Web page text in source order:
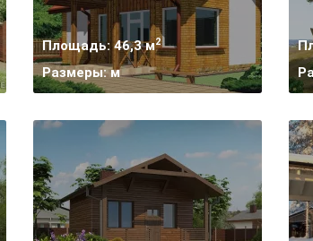
Площадь: 46,3 м2
Размеры: м